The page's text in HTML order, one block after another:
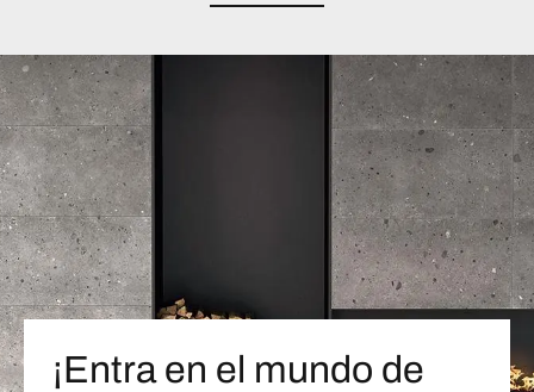
¡Entra en el mundo de